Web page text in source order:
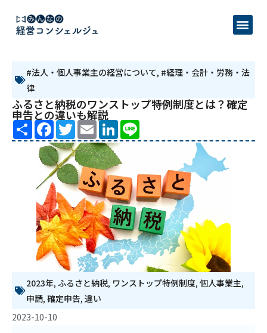
#法人・個人事業主の経営について, #経理・会計・労務・法
律
ふるさと納税のワンストップ特例制度とは？確定
申告との違いも解説
Share Facebook
TwitterEmail LinkedIn
2023年, ふるさと納税, ワンストップ特例制度, 個人事業主,
申請, 確定申告, 違い
2023-10-10